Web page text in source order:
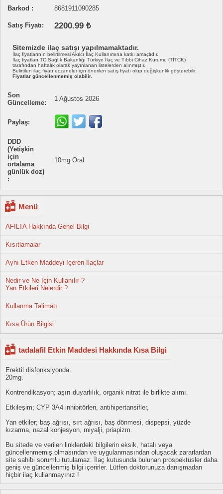
Barkod :
8681911090285
Satış Fiyatı: 2200.99 ₺
Sitemizde ilaç satışı yapılmamaktadır.
İlaç fiyatlarının belirtilmesi Akılcı İlaç Kullanımına katkı amaçlıdır.
İlaç fiyatları TC Sağlık Bakanlığı Türkiye İlaç ve Tıbbi Cihaz Kurumu (TİTCK)
tarafından haftalık olarak yayınlanan listelerden alınmıştır.
Belirtilen ilaç fiyatı eczaneler için önerilen satış fiyatı olup değişkenlik gösterebilir.
Fiyatlar güncellenmemiş olabilir.
Son
Güncelleme:
1 Ağustos 2026
Paylaş:
DDD
(Yetişkin
için
ortalama
günlük doz)
:
10mg Oral
Menü
AFILTA Hakkında Genel Bilgi
Kısıtlamalar
Aynı Etken Maddeyi İçeren İlaçlar
Nedir ve Ne İçin Kullanılır ?
Yan Etkileri Nelerdir ?
Kullanma Talimatı
Kısa Ürün Bilgisi
tadalafil Etkin Maddesi Hakkında Kısa Bilgi
Erektil disfonksiyonda.
20mg.
Kontrendikasyon; aşırı duyarlılık, organik nitrat ile birlikte alımı.
Etkileşim; CYP 3A4 inhibitörleri, antihipertansifler,
Yan etkiler; baş ağrısı, sırt ağrısı, baş dönmesi, dispepsi, yüzde
kızarma, nazal konjesyon, miyalji, priapizm.
Bu sitede ve verilen linklerdeki bilgilerin eksik, hatalı veya
güncellenmemiş olmasından ve uygulanmasından oluşacak zararlardan
site sahibi sorumlu tutulamaz. İlaç kutusunda bulunan prospektüsler daha
geniş ve güncellenmiş bilgi içerirler. Lütfen doktorunuza danışmadan
hiçbir ilaç kullanmayınız !